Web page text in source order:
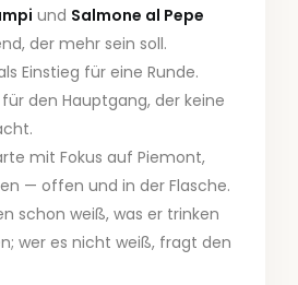
und Salmone al Pepe
der mehr sein soll.
Einstieg für eine Runde.
für den Hauptgang, der keine
mit Fokus auf Piemont,
— offen und in der Flasche.
schon weiß, was er trinken
wer es nicht weiß, fragt den